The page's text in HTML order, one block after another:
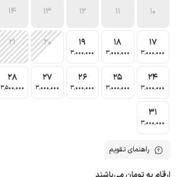
10
11
12
13
14
17
3٬000٬000
18
3٬000٬000
19
3٬000٬000
20
21
24
3٬000٬000
25
3٬000٬000
26
3٬000٬000
27
3٬000٬000
28
3٬500٬000
31
3٬000٬000
راهنمای تقویم